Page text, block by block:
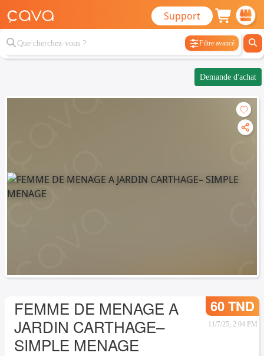
Support
Filtre avancé
Demande d'achat
FEMME DE MENAGE A
JARDIN CARTHAGE–
SIMPLE MENAGE
60 TND
11/7/25, 2:04 PM